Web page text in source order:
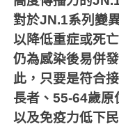
對於JN.1系列變
以降低重症或死
仍為感染後易併
此，只要是符合
長者、55-64歲原
以及免疫力低下